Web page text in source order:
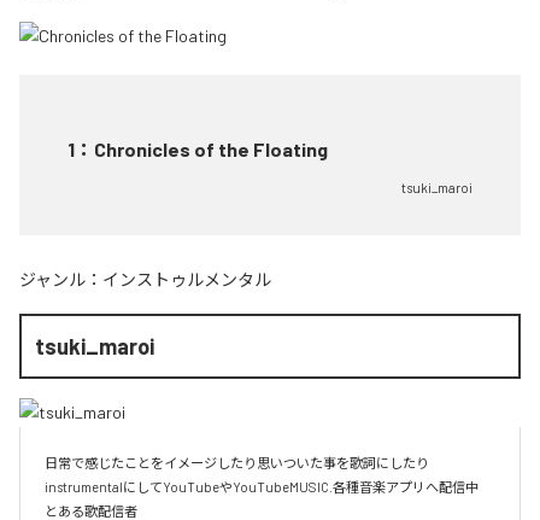
1 ： Chronicles of the Floating
tsuki_maroi
ジャンル： インストゥルメンタル
tsuki_maroi
日常で感じたことをイメージしたり思いついた事を歌詞にしたり
instrumentalにしてYouTubeやYouTubeMUSIC.各種音楽アプリへ配信中
とある歌配信者